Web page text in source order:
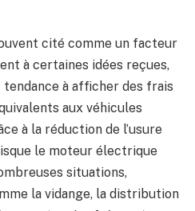
cité comme un facteur
à certaines idées reçues,
à afficher des frais
aux véhicules
à la réduction de l’usure
le moteur électrique
situations,
la vidange, la distribution